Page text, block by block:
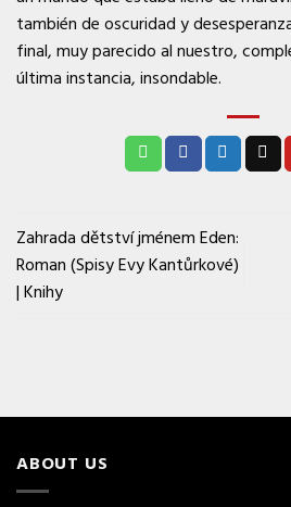
también de oscuridad y
final, muy parecido al nuestro,
última instancia, insondable.
Zahrada dětství jménem Eden:
Roman (Spisy Evy Kantůrkové)
| Knihy
ABOUT US